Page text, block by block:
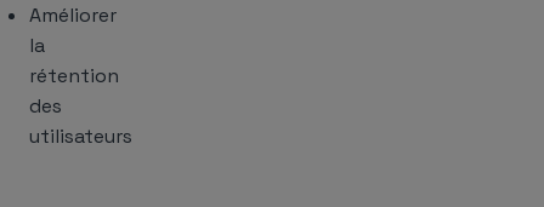
Améliorer
la
rétention
des
utilisateurs